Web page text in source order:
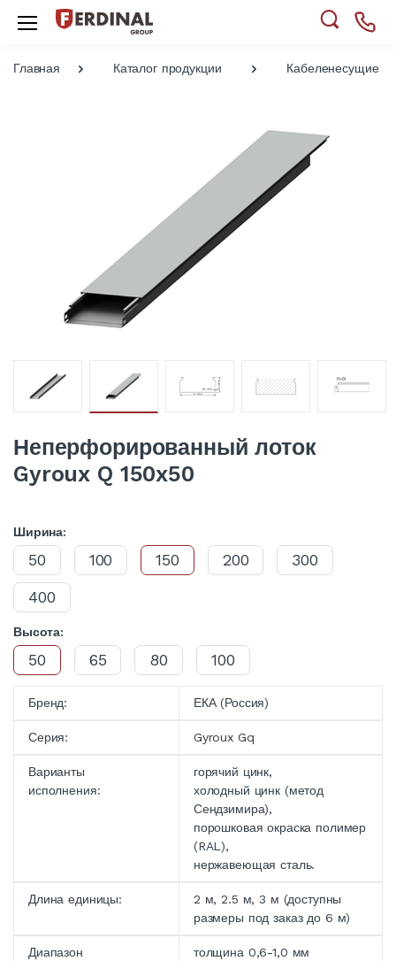
Главная Каталог продукции Кабеленесущие
Неперфорированный лоток
Gyroux Q 150x50
Ширина:
50 100 150 200
300
400
Высота:
50 65 80 100
Бренд: ЕКА (Россия)
Серия: Gyroux Gq
Варианты
исполнения:
горячий цинк,
холодный цинк (метод
Сендзимира),
порошковая окраска полимер
(RAL),
нержавеющая сталь.
Длина единицы:
2 м, 2.5 м, 3 м (доступны
размеры под заказ до 6 м)
Диапазон
толщина 0,6-1,0 мм